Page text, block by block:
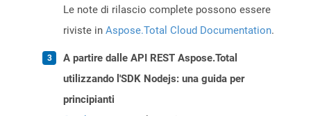
Le note di rilascio complete possono essere
riviste in Aspose.Total Cloud Documentation.
A partire dalle API REST Aspose.Total
utilizzando l'SDK Nodejs: una guida per
principianti